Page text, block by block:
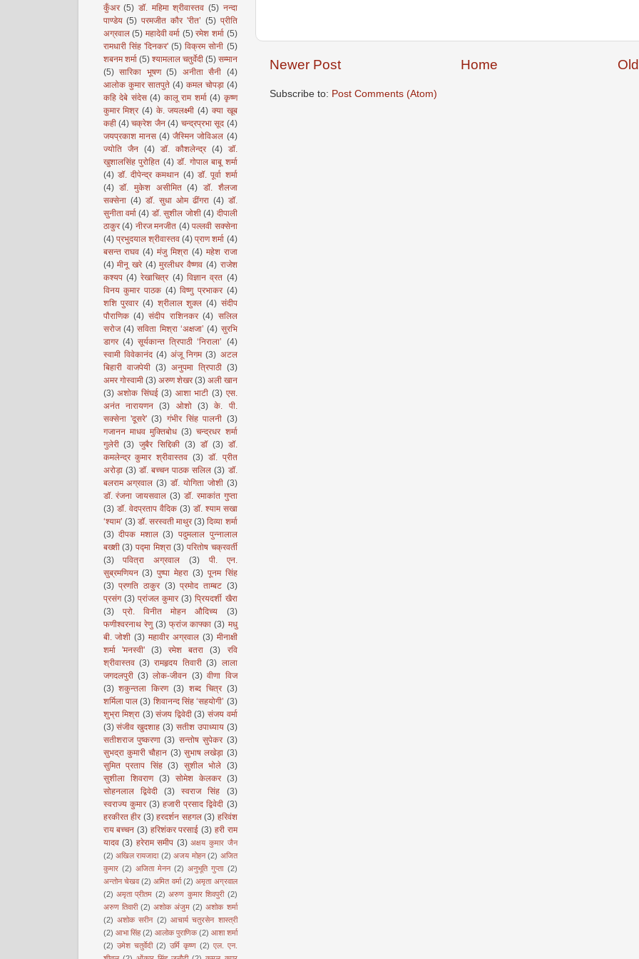
Newer Post Home
Subscribe to: Post Comments (Atom)
कुँअर (5) डॉ. महिमा श्रीवास्तव (5) नन्दा
पाण्डेय (5) परमजीत कौर 'रीत’ (5) प्रीति
अग्रवाल (5) महादेवी वर्मा (5) रमेश शर्मा (5)
रामधारी सिंह 'दिनकर' (5) विक्रम सोनी (5)
शबनम शर्मा (5) श्यामलाल चतुर्वेदी (5) सम्मान
(5) सारिका भूषण (5) अनीता सैनी (4)
आलोक कुमार सातपुते (4) कमल चोपड़ा (4)
कहि देबे संदेस (4) कालू राम शर्मा (4) कृष्ण
कुमार मिश्र (4) के. जयलक्ष्मी (4) क्या खूब
कही (4) चक्रेश जैन (4) चन्द्रप्रभा सूद (4)
जयप्रकाश मानस (4) जैस्मिन जोविअल (4)
ज्योति जैन
(4) डॉ. कौशलेन्द्र (4)
डॉ.
खुशालसिंह पुरोहित (4) डॉ. गोपाल बाबू शर्मा
(4) डॉ. दीपेन्द्र कमथान (4) डॉ. पूर्वा शर्मा
(4) डॉ. मुकेश असीमित (4) डॉ. शैलजा
सक्सेना (4) डॉ. सुधा ओम ढींगरा (4) डॉ.
सुनीता वर्मा (4) डॉ. सुशील जोशी (4) दीपाली
ठाकुर (4) नीरज मनजीत (4) पल्लवी सक्सेना
(4) प्रभुदयाल श्रीवास्तव (4) प्राण शर्मा (4)
बसन्त राघव (4) मंजु मिश्रा (4) महेश राजा
(4) मीनू खरे (4) मुरलीधर वैष्णव (4) राजेश
कश्यप (4) रेखाचित्र (4) विज्ञान व्रत (4)
विनय कुमार पाठक (4) विष्णु प्रभाकर (4)
शशि पुरवार (4) श्रीलाल शुक्ल (4) संदीप
पौराणिक (4) संदीप राशिनकर (4) सलिल
सरोज (4) सविता मिश्रा ‘अक्षजा’ (4) सुरभि
डागर (4) सूर्यकान्त त्रिपाठी ‘निराला’ (4)
स्वामी विवेकानंद (4) अंजू निगम (3) अटल
बिहारी वाजपेयी (3) अनुपमा त्रिपाठी (3)
अमर गोस्वामी (3) अरुण शेखर (3) अली खान
(3) अशोक सिंघई (3) आशा भाटी (3) एस.
अनंत नारायणन (3) ओशो (3) के. पी.
सक्सेना 'दूसरे' (3) गंभीर सिंह पालनी (3)
गजानन माधव मुक्तिबोध (3) चन्द्रधर शर्मा
गुलेरी (3) जुबैर सिद्दिकी (3) डॉ (3) डॉ.
कमलेन्द्र कुमार श्रीवास्तव (3) डॉ. प्रीत
अरोड़ा (3) डॉ. बच्चन पाठक सलिल (3) डॉ.
बलराम अग्रवाल (3) डॉ. योगिता जोशी (3)
डॉ. रंजना जायसवाल (3) डॉ. रमाकांत गुप्ता
(3) डॉ. वेदप्रताप वैदिक (3) डॉ. श्याम सखा
‘श्याम’ (3) डॉ. सरस्वती माथुर (3) दिव्या शर्मा
(3) दीपक मशाल (3) पदुमलाल पुन्नालाल
बख्शी (3) पद्मा मिश्रा (3) परितोष चक्रवर्ती
(3)
पवित्रा अग्रवाल (3)
पी. एन.
सुब्रमणियन (3) पुष्पा मेहरा (3) पूनम सिंह
(3) प्रणति ठाकुर (3) प्रमोद ताम्बट (3)
प्रसंग (3) प्रांजल कुमार (3) प्रियदर्शी खैरा
(3)
प्रो. विनीत मोहन औदिच्य
(3)
फणीश्वरनाथ रेणु (3) फ्रांज काफ्का (3) मधु
बी. जोशी (3) महावीर अग्रवाल (3) मीनाक्षी
शर्मा 'मनस्वी'
(3) रमेश बतरा (3)
रवि
श्रीवास्तव (3) रामहृदय तिवारी (3) लाला
जगदलपुरी (3) लोक-जीवन (3) वीणा विज
(3) शकुन्तला किरण (3) शब्द चित्र (3)
शर्मिला पाल (3) शिवानन्द सिंह ‘सहयोगी’ (3)
शुभ्रा मिश्रा (3) संजय द्विवेदी (3) संजय वर्मा
(3) संजीव खुदशाह (3) सतीश उपाध्याय (3)
सतीशराज पुष्करणा (3) सन्तोष सुपेकर (3)
सुभद्रा कुमारी चौहान (3) सुभाष लखेड़ा (3)
सुमित प्रताप सिंह (3) सुशील भोले (3)
सुशीला शिवराण
(3) सोमेश केलकर
(3)
सोहनलाल द्विवेदी
(3) स्वराज सिंह
(3)
स्वराज्य कुमार (3) हजारी प्रसाद द्विवेदी (3)
हरकीरत हीर (3) हरदर्शन सहगल (3) हरिवंश
राय बच्चन (3) हरिशंकर परसाई (3) हरी राम
यादव (3) हरेराम समीप (3) अक्षय कुमार जैन
(2) अखिल रायजादा (2) अजय मोहन (2) अजित
कुमार (2) अजिता मेनन (2) अनुभूति गुप्ता (2)
अन्तोन चेखव (2) अमित वर्मा (2) अमृता अग्रवाल
(2) अमृता प्रीतम (2) अरुण कुमार शिवपुरी (2)
अरुण तिवारी (2) अशोक अंजुम (2) अशोक शर्मा
(2) अशोक सरीन (2) आचार्य चतुरसेन शास्त्री
(2) आभा सिंह (2) आलोक पुराणिक (2) आशा शर्मा
(2) उमेश चतुर्वेदी (2) उर्मि कृष्ण (2) एल. एन.